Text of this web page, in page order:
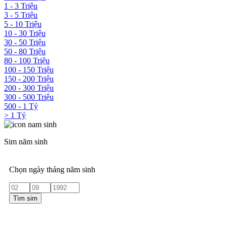
1 - 3 Triệu
3 - 5 Triệu
5 - 10 Triệu
10 - 30 Triệu
30 - 50 Triệu
50 - 80 Triệu
80 - 100 Triệu
100 - 150 Triệu
150 - 200 Triệu
200 - 300 Triệu
300 - 500 Triệu
500 - 1 Tỷ
> 1 Tỷ
Sim năm sinh
Chọn ngày tháng năm sinh
Tìm sim